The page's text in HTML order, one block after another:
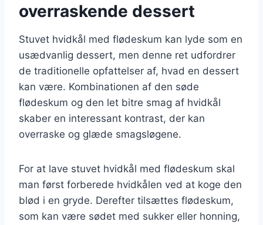
overraskende dessert
Stuvet hvidkål med flødeskum kan lyde som en
usædvanlig dessert, men denne ret udfordrer
de traditionelle opfattelser af, hvad en dessert
kan være. Kombinationen af den søde
flødeskum og den let bitre smag af hvidkål
skaber en interessant kontrast, der kan
overraske og glæde smagsløgene.
For at lave stuvet hvidkål med flødeskum skal
man først forberede hvidkålen ved at koge den
blød i en gryde. Derefter tilsættes flødeskum,
som kan være sødet med sukker eller honning,